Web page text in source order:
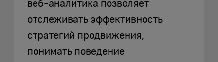
веб-аналитика позволяет
отслеживать эффективность
стратегий продвижения,
понимать поведение